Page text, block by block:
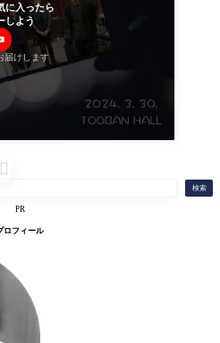
に入ったら
しよう
届けします
検索
PR
ロフィール
